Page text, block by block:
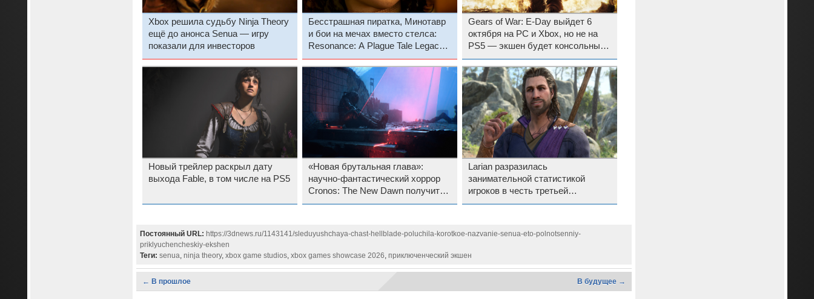
Xbox решила судьбу Ninja Theory
ещё до анонса Senua — игру
показали для инвесторов
Бесстрашная пиратка, Минотавр
и бои на мечах вместо стелса:
Resonance: A Plague Tale Legacy
получила геймплейный трейлер с
датой релиза
Gears of War: E-Day выйдет 6
октября на PC и Xbox, но не на
PS5 — экшен будет консольным
эксклюзивом Microsoft
Новый трейлер раскрыл дату
выхода Fable, в том числе на PS5
«Новая брутальная глава»:
научно-фантастический хоррор
Cronos: The New Dawn получит
осенью дополнение Lazarus
Larian разразилась
занимательной статистикой
игроков в честь третьей
годовщины Baldur’s Gate 3
Постоянный URL: https://3dnews.ru/1143141/sleduyushchaya-chast-hellblade-poluchila-korotkoe-nazvanie-senua-eto-polnotsenniy-
priklyuchencheskiy-ekshen
Теги: senua, ninja theory, xbox game studios, xbox games showcase 2026, приключенческий экшен
← В прошлое В будущее →